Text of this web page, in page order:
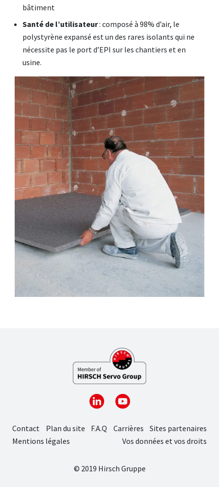
bâtiment
Santé de l’utilisateur: composé à 98% d’air, le
polystyrène expansé est un des rares isolants qui ne
nécessite pas le port d’EPI sur les chantiers et en
usine.
Contact Plan du site F.A.Q Carrières
Sites partenaires
Mentions légales
Vos données et vos droits
© 2019 Hirsch Gruppe